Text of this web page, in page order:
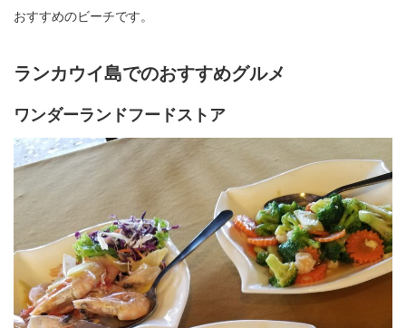
おすすめのビーチです。
ランカウイ島でのおすすめグルメ
ワンダーランドフードストア